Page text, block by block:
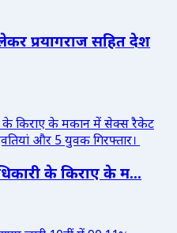
प्रयागराज सहित देश
के किराए के म...